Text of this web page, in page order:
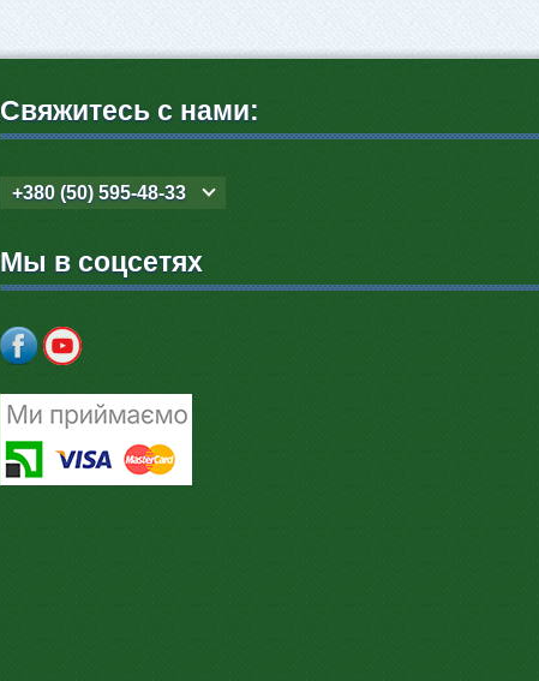
Свяжитесь с нами:
+380 (50) 595-48-33
Мы в соцсетях